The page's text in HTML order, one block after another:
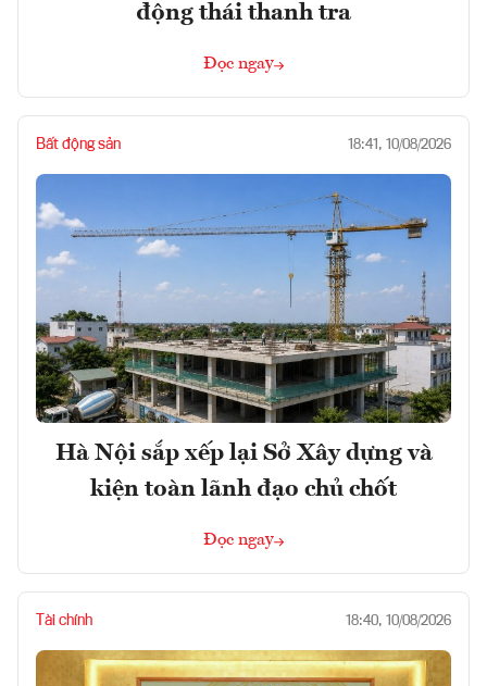
động thái thanh tra
Đọc ngay
Bất động sản 18:41, 10/08/2026
Hà Nội sắp xếp lại Sở Xây dựng và
kiện toàn lãnh đạo chủ chốt
Đọc ngay
Tài chính 18:40, 10/08/2026